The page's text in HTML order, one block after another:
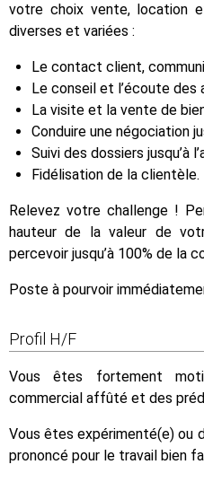
votre choix vente, location
diverses et variées :
Le contact client,
Le conseil et l’écoute des
La visite et la vente de
Conduire une négociation
Suivi des dossiers jusqu’à
Fidélisation de la clientèle.
Relevez votre challenge !
hauteur de la valeur de
percevoir jusqu’à 100% de la
Poste à pourvoir
Profil H/F
Vous êtes fortement
commercial affûté et des
Vous êtes expérimenté(e) ou
prononcé pour le travail bien